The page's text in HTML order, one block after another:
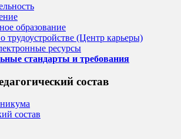
образование
трудоустройстве (Центр карьеры)
ресурсы
стандарты и требования
состав
состав